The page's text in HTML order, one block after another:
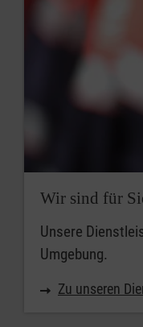
Wir sind für
Unsere
Umgebung.
Zu unseren